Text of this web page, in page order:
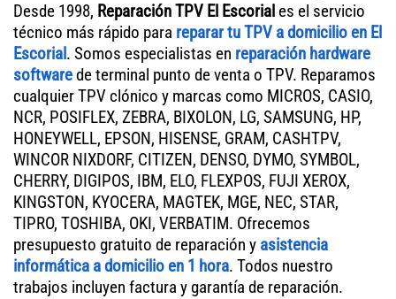
Desde 1998, Reparación TPV El Escorial es el servicio
técnico más rápido para reparar tu TPV a domicilio en El
Escorial. Somos especialistas en reparación hardware
softwarede terminal punto de venta o TPV. Reparamos
cualquier TPV clónico y marcas como MICROS, CASIO,
NCR, POSIFLEX, ZEBRA, BIXOLON, LG, SAMSUNG, HP,
HONEYWELL, EPSON, HISENSE, GRAM, CASHTPV,
WINCOR NIXDORF, CITIZEN, DENSO, DYMO, SYMBOL,
CHERRY, DIGIPOS, IBM, ELO, FLEXPOS, FUJI XEROX,
KINGSTON, KYOCERA, MAGTEK, MGE, NEC, STAR,
TIPRO, TOSHIBA, OKI, VERBATIM. Ofrecemos
presupuesto gratuito de reparación y asistencia
informática a domicilio en 1 hora. Todos nuestro
trabajos incluyen factura y garantía de reparación.